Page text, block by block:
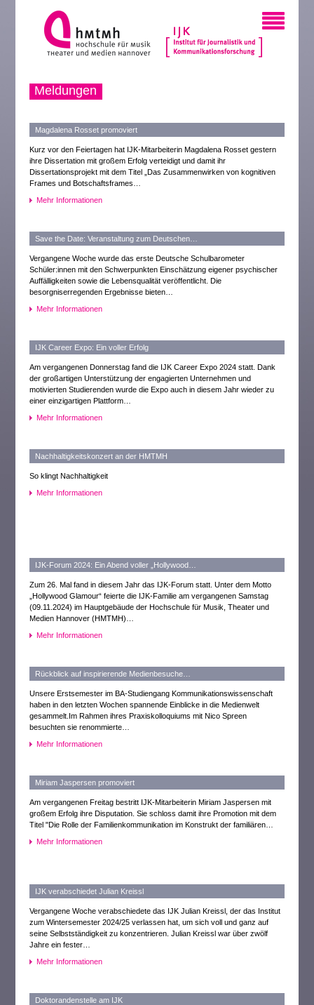
Meldungen
Magdalena Rosset promoviert
Kurz vor den Feiertagen hat IJK-Mitarbeiterin Magdalena Rosset gestern
ihre Dissertation mit großem Erfolg verteidigt und damit ihr
Dissertationsprojekt mit dem Titel „Das Zusammenwirken von kognitiven
Frames und Botschaftsframes…
Mehr Informationen
Save the Date: Veranstaltung zum Deutschen…
Vergangene Woche wurde das erste Deutsche Schulbarometer
Schüler:innen mit den Schwerpunkten Einschätzung eigener psychischer
Auffälligkeiten sowie die Lebensqualität veröffentlicht. Die
besorgniserregenden Ergebnisse bieten…
Mehr Informationen
IJK Career Expo: Ein voller Erfolg
Am vergangenen Donnerstag fand die IJK Career Expo 2024 statt. Dank
der großartigen Unterstützung der engagierten Unternehmen und
motivierten Studierenden wurde die Expo auch in diesem Jahr wieder zu
einer einzigartigen Plattform…
Mehr Informationen
Nachhaltigkeitskonzert an der HMTMH
So klingt Nachhaltigkeit
Mehr Informationen
IJK-Forum 2024: Ein Abend voller „Hollywood…
Zum 26. Mal fand in diesem Jahr das IJK-Forum statt. Unter dem Motto
„Hollywood Glamour“ feierte die IJK-Familie am vergangenen Samstag
(09.11.2024) im Hauptgebäude der Hochschule für Musik, Theater und
Medien Hannover (HMTMH)…
Mehr Informationen
Rückblick auf inspirierende Medienbesuche…
Unsere Erstsemester im BA-Studiengang Kommunikationswissenschaft
haben in den letzten Wochen spannende Einblicke in die Medienwelt
gesammelt.Im Rahmen ihres Praxiskolloquiums mit Nico Spreen
besuchten sie renommierte…
Mehr Informationen
Miriam Jaspersen promoviert
Am vergangenen Freitag bestritt IJK-Mitarbeiterin Miriam Jaspersen mit
großem Erfolg ihre Disputation. Sie schloss damit ihre Promotion mit dem
Titel "Die Rolle der Familienkommunikation im Konstrukt der familiären…
Mehr Informationen
IJK verabschiedet Julian Kreissl
Vergangene Woche verabschiedete das IJK Julian Kreissl, der das Institut
zum Wintersemester 2024/25 verlassen hat, um sich voll und ganz auf
seine Selbstständigkeit zu konzentrieren. Julian Kreissl war über zwölf
Jahre ein fester…
Mehr Informationen
Doktorandenstelle am IJK